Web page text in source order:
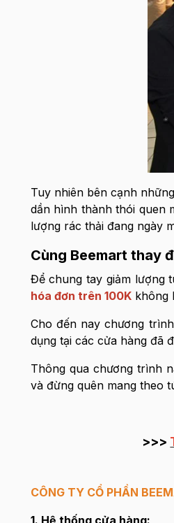
Tuy nhiên bên cạnh
dần hình thành thói quen
lượng rác thải đang ngày
Cùng Beemart thay
Để chung tay giảm lượng
hóa đơn trên 100Kkhông
Cho đến nay chương
dụng tại các cửa hàng đã
Thông qua chương trình
và đừng quên mang theo
>>>
CÔNG TY CỔ PHẦN
1. Hệ thống cửa hàng: